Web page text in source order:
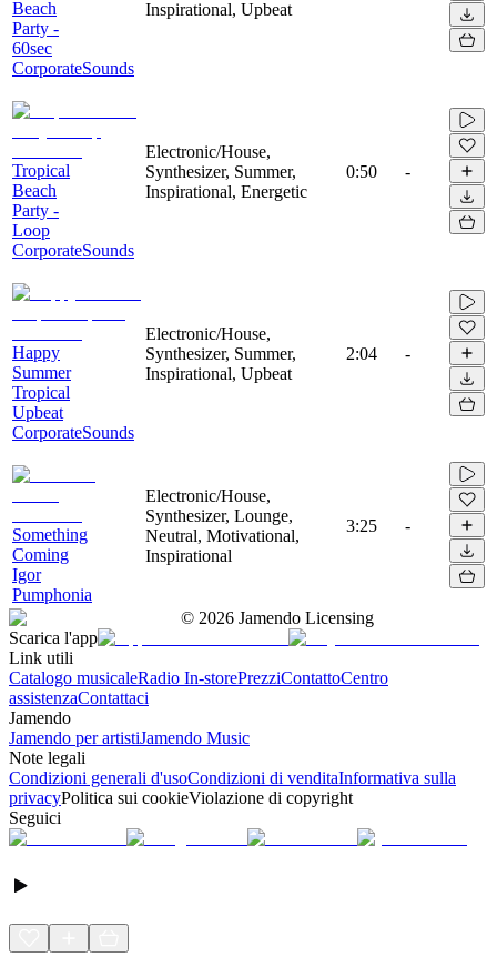
Beach
Party -
60sec
CorporateSounds
Inspirational, Upbeat
Tropical
Beach
Party -
Loop
CorporateSounds
Electronic/House,
Synthesizer, Summer,
Inspirational, Energetic
0:50 -
Happy
Summer
Tropical
Upbeat
CorporateSounds
Electronic/House,
Synthesizer, Summer,
Inspirational, Upbeat
2:04 -
Something
Coming
Igor
Pumphonia
Electronic/House,
Synthesizer, Lounge,
Neutral, Motivational,
Inspirational
3:25 -
© 2026 Jamendo Licensing
Scarica l'app
Link utili
Catalogo musicaleRadio In-storePrezziContattoCentro
assistenzaContattaci
Jamendo
Jamendo per artistiJamendo Music
Note legali
Condizioni generali d'usoCondizioni di venditaInformativa sulla
privacyPolitica sui cookieViolazione di copyright
Seguici